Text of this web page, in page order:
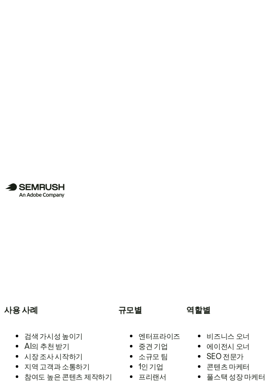
사용 사례
검색 가시성 높이기
AI의 추천 받기
시장 조사 시작하기
지역 고객과 소통하기
참여도 높은 콘텐츠 제작하기
규모별
엔터프라이즈
중견 기업
소규모 팀
1인 기업
프리랜서
역할별
비즈니스 오너
에이전시 오너
SEO 전문가
콘텐츠 마케터
풀스택 성장 마케터